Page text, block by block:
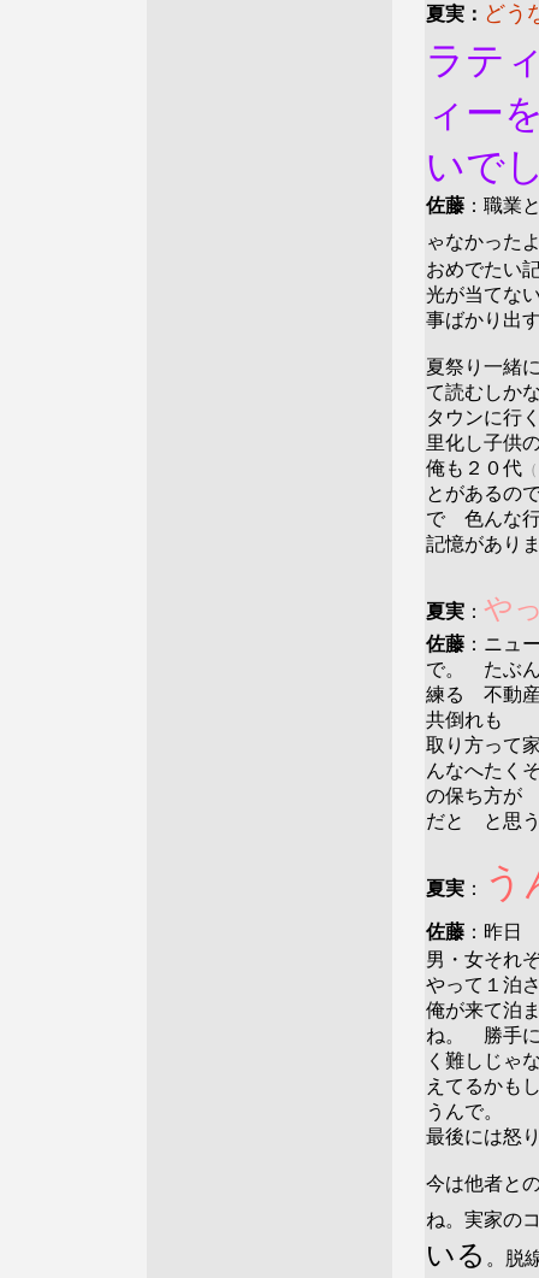
夏実： どう
ラテ
ィー
いで
佐藤 ：職業
ゃなかっ
おめでたい
光が当てな
事ばかり出
夏祭り一緒
て読むしか
タウンに行
里化し子供
俺も２０代
とがあるの
で 色んな
記憶があり
夏実 ： や
佐藤 ：ニュ
で。 たぶ
練る 不動産
共倒れも
取り方って
んなへたく
の保ち方が
だと と思
夏実 ： う
佐藤 ：昨日
男・女それ
やって１泊
俺が来て泊
ね。 勝手に
く難しじゃ
えてるか
うんで。
最後には怒
今は他者と
ね。実家の
いる 。脱